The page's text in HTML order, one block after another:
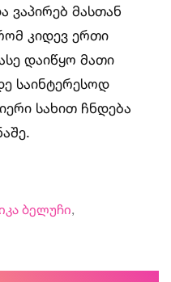
ვაპირებ მასთან
კიდევ ერთი
დაიწყო მათი
საინტერესოდ
სახით ჩნდება
ბელუჩი,